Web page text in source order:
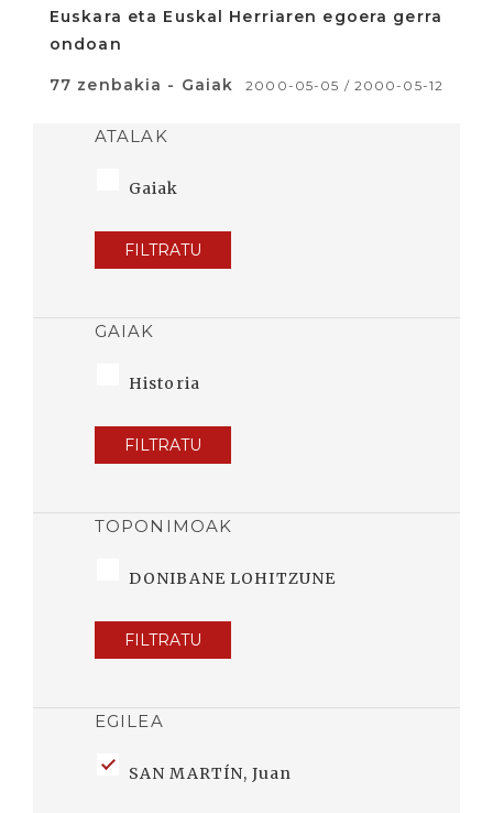
Euskara eta Euskal Herriaren egoera gerra
ondoan
77 zenbakia - Gaiak 2000-05-05 / 2000-05-12
ATALAK
Gaiak
FILTRATU
GAIAK
Historia
FILTRATU
TOPONIMOAK
DONIBANE LOHITZUNE
FILTRATU
EGILEA
SAN MARTÍN, Juan